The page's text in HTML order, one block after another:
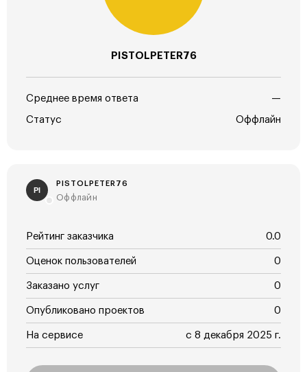
PISTOLPETER76
Среднее время ответа —
Статус Оффлайн
PI
PISTOLPETER76
Оффлайн
Рейтинг заказчика 0.0
Оценок пользователей 0
Заказано услуг 0
Опубликовано проектов 0
На сервисе с 8 декабря 2025 г.